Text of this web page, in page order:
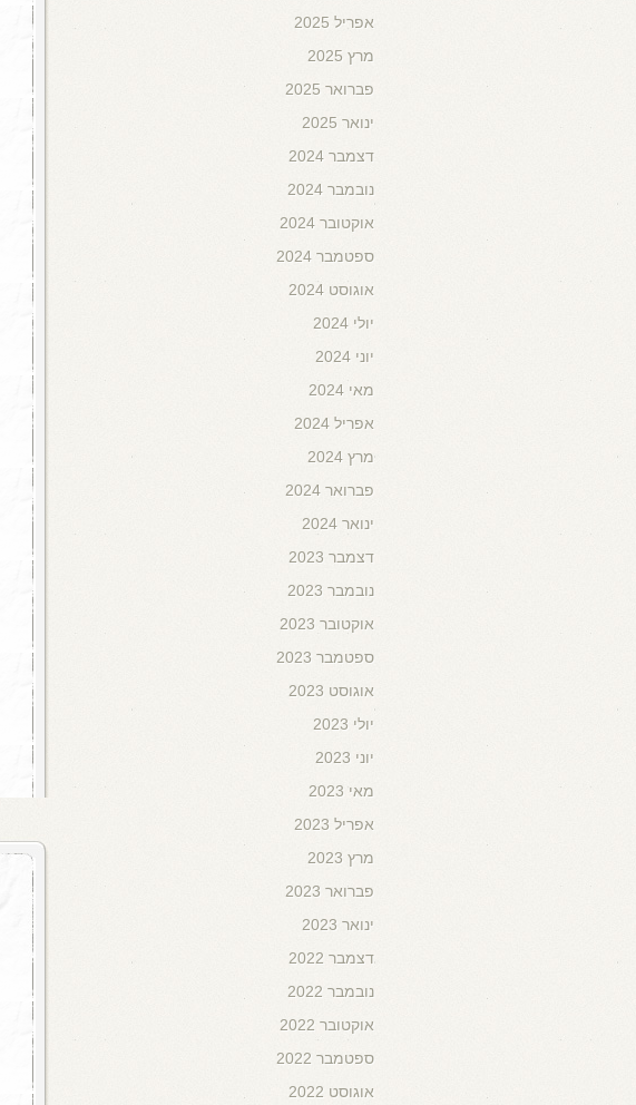
אפריל 2025
מרץ 2025
פברואר 2025
ינואר 2025
דצמבר 2024
נובמבר 2024
אוקטובר 2024
ספטמבר 2024
אוגוסט 2024
יולי 2024
יוני 2024
מאי 2024
אפריל 2024
מרץ 2024
פברואר 2024
ינואר 2024
דצמבר 2023
נובמבר 2023
אוקטובר 2023
ספטמבר 2023
אוגוסט 2023
יולי 2023
יוני 2023
מאי 2023
אפריל 2023
מרץ 2023
פברואר 2023
ינואר 2023
דצמבר 2022
נובמבר 2022
אוקטובר 2022
ספטמבר 2022
אוגוסט 2022